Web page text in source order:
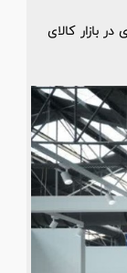
بازار کالای